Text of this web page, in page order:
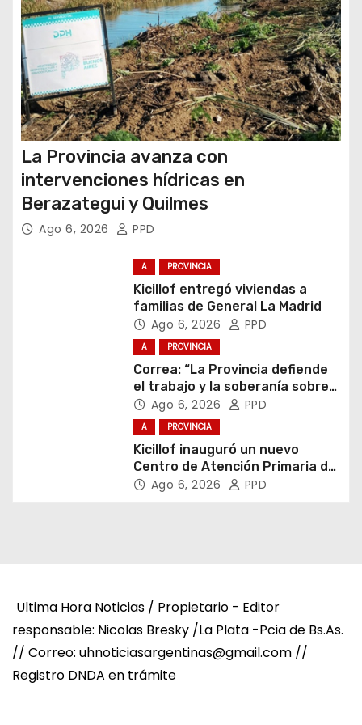
a
s
La Provincia avanza con
intervenciones hídricas en
Berazategui y Quilmes
Ago 6, 2026 PPD
A PROVINCIA
Kicillof entregó viviendas a
familias de General La Madrid
Ago 6, 2026 PPD
A PROVINCIA
Correa: “La Provincia defiende
el trabajo y la soberanía sobre
puertos y ríos”
Ago 6, 2026 PPD
A PROVINCIA
Kicillof inauguró un nuevo
Centro de Atención Primaria de
la Salud
Ago 6, 2026 PPD
Ultima Hora Noticias / Propietario - Editor
responsable: Nicolas Bresky /La Plata -Pcia de Bs.As.
// Correo: uhnoticiasargentinas@gmail.com //
Registro DNDA en trámite